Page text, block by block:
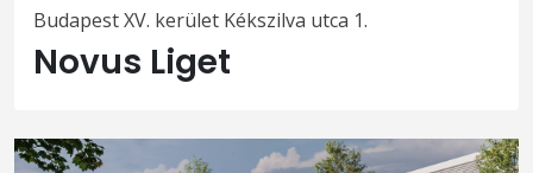
Budapest XV. kerület Kékszilva utca 1.
Novus Liget